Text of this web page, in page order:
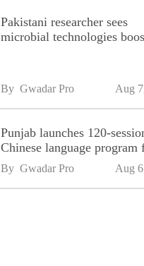
Pakistani researcher sees
microbial technologies
By Gwadar Pro Aug
Punjab launches 120-
Chinese language program
SPU
By Gwadar Pro Aug